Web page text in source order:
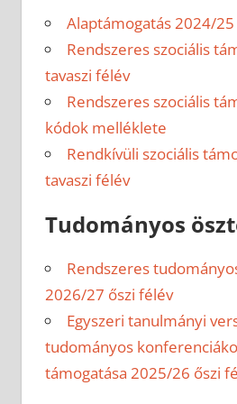
Alaptámogatás 2024/
Rendszeres szociális
tavaszi félév
Rendszeres szociális
kódok melléklete
Rendkívüli szociális
tavaszi félév
Tudományos
Rendszeres
2026/27 őszi félév
Egyszeri tanulmányi
tudományos
támogatása 2025/26 őszi